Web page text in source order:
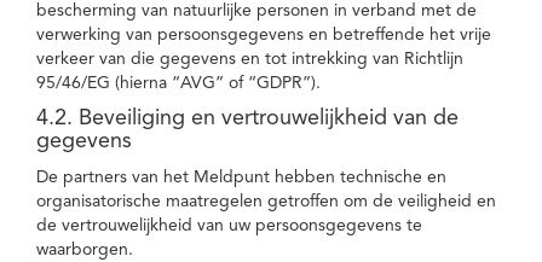
bescherming van natuurlijke personen in verband met de
verwerking van persoonsgegevens en betreffende het vrije
verkeer van die gegevens en tot intrekking van Richtlijn
95/46/EG (hierna “AVG” of “GDPR”).
4.2. Beveiliging en vertrouwelijkheid van de
gegevens
De partners van het Meldpunt hebben technische en
organisatorische maatregelen getroffen om de veiligheid en
de vertrouwelijkheid van uw persoonsgegevens te
waarborgen.